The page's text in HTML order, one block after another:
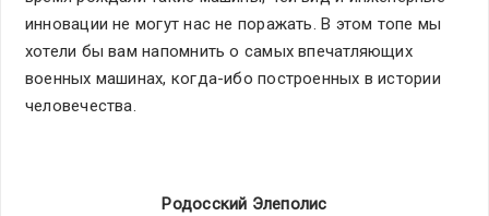
инновации не могут нас не поражать. В этом топе мы
хотели бы вам напомнить о самых впечатляющих
военных машинах, когда-ибо построенных в истории
человечества.
Родосский Элеполис